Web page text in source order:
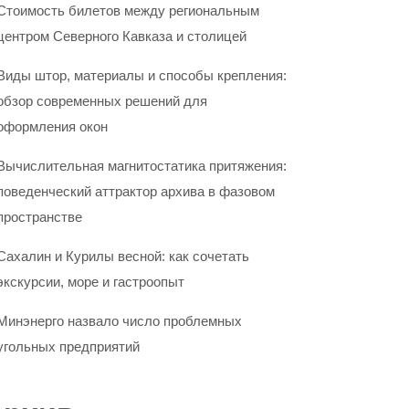
билетов между региональным
Северного Кавказа и столицей
штор, материалы и способы крепления:
современных решений для
окон
магнитостатика притяжения:
аттрактор архива в фазовом
и Курилы весной: как сочетать
море и гастроопыт
назвало число проблемных
предприятий